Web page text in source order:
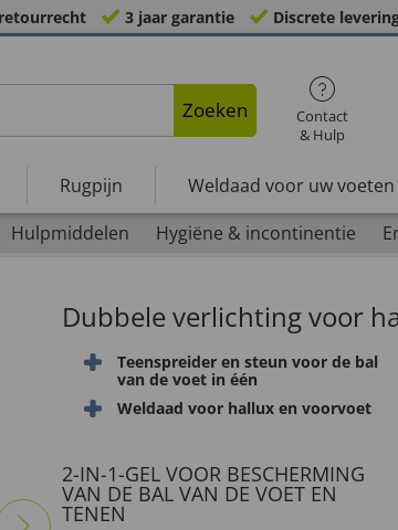
3 jaar garantie Discrete
Zoeken
Contact
& Hulp
Rugpijn Weldaad voor uw voeten
Hulpmiddelen Hygiëne & incontinentie
Dubbele verlichting voor
Teenspreider en steun voor de bal
van de voet in één
Weldaad voor hallux en voorvoet
2-IN-1-GEL VOOR BESCHERMING
VAN DE BAL VAN DE VOET EN
TENEN